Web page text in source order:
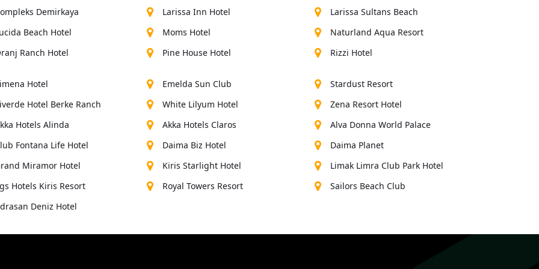
Demirkaya Larissa Inn Hotel
Larissa Sultans Beach
Beach Hotel
Moms Hotel
Naturland Aqua Resort
Ranch Hotel
Pine House Hotel Rizzi Hotel
Hotel Emelda Sun Club
Stardust Resort
Hotel Berke Ranch
White Lilyum Hotel
Zena Resort Hotel
Hotels Alinda
Akka Hotels Claros
Alva Donna World Palace
Fontana Life Hotel
Daima Biz Hotel
Daima Planet
Miramor Hotel
Kiris Starlight Hotel
Limak Limra Club Park Hotel
Hotels Kiris Resort
Royal Towers Resort
Sailors Beach Club
Deniz Hotel